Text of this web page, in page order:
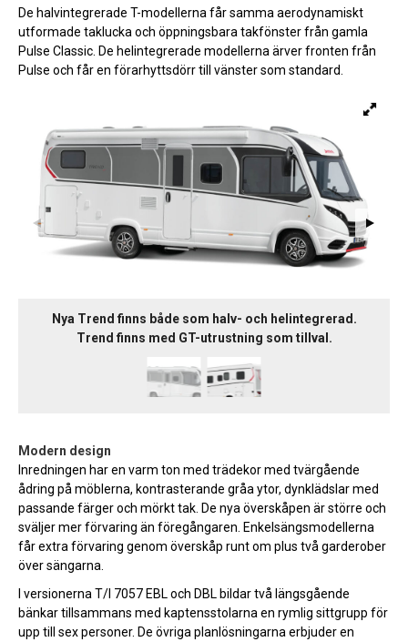
De halvintegrerade T-modellerna får samma aerodynamiskt
utformade taklucka och öppningsbara takfönster från gamla
Pulse Classic. De helintegrerade modellerna ärver fronten från
Pulse och får en förarhyttsdörr till vänster som standard.
Nya Trend finns både som halv- och helintegrerad.
Trend finns med GT-utrustning som tillval.
Modern design
Inredningen har en varm ton med trädekor med tvärgående
ådring på möblerna, kontrasterande gråa ytor, dynklädslar med
passande färger och mörkt tak. De nya överskåpen är större och
sväljer mer förvaring än föregångaren. Enkelsängsmodellerna
får extra förvaring genom överskåp runt om plus två garderober
över sängarna.
I versionerna T/I 7057 EBL och DBL bildar två längsgående
bänkar tillsammans med kaptensstolarna en rymlig sittgrupp för
upp till sex personer. De övriga planlösningarna erbjuder en